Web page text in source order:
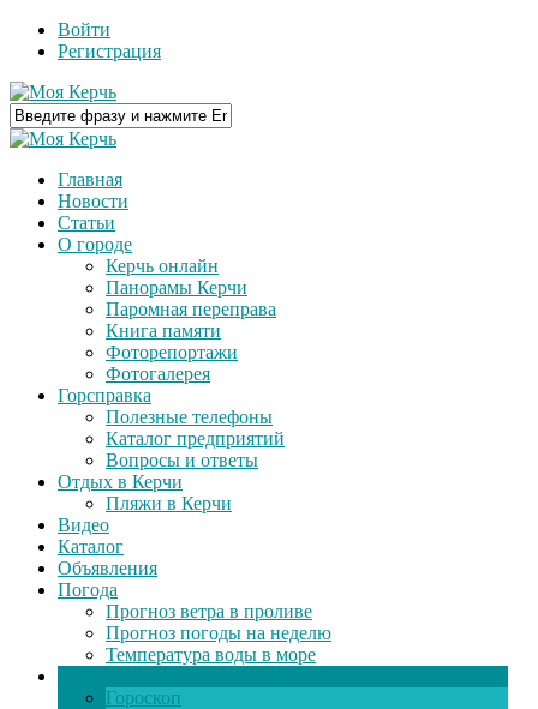
Войти
Регистрация
Главная
Новости
Статьи
О городе
Керчь онлайн
Панорамы Керчи
Паромная переправа
Книга памяти
Фоторепортажи
Фотогалерея
Горсправка
Полезные телефоны
Каталог предприятий
Вопросы и ответы
Отдых в Керчи
Пляжи в Керчи
Видео
Каталог
Объявления
Погода
Прогноз ветра в проливе
Прогноз погоды на неделю
Температура воды в море
Гороскоп